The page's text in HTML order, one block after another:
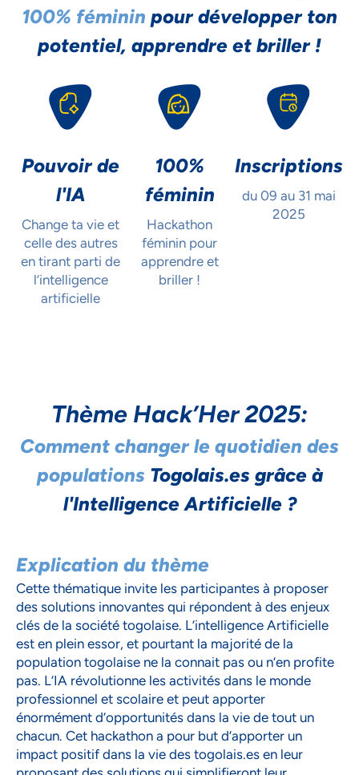
100% féminin pour développer ton
potentiel, apprendre et briller !
Pouvoir de
l'IA
Change ta vie et
celle des autres
en tirant parti de
l’intelligence
artificielle
100%
féminin
Hackathon
féminin pour
apprendre et
briller !
Inscriptions
du 09 au31 mai
2025
Thème Hack’Her 2025:
Comment changer le quotidien des
populations Togolais.es grâce à
l'Intelligence Artificielle ?
Explication du thème
Cette thématique invite les participantes à proposer
des solutions innovantes qui répondent à des enjeux
clés de la société togolaise. L’intelligence Artificielle
est en plein essor, et pourtant la majorité de la
population togolaise ne la connait pas ou n’en profite
pas. L’IA révolutionne les activités dans le monde
professionnel et scolaire et peut apporter
énormément d’opportunités dans la vie de tout un
chacun. Cet hackathon a pour but d’apporter un
impact positif dans la vie des togolais.es en leur